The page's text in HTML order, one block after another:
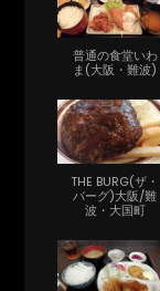
普通の食堂いわ
ま(大阪・難波)
THE BURG(ザ・
バーグ)大阪/難
波・大国町